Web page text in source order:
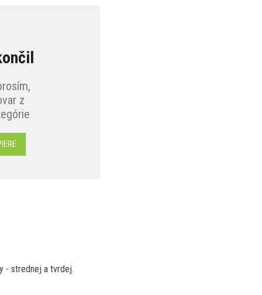
z
- strednej a tvrdej.